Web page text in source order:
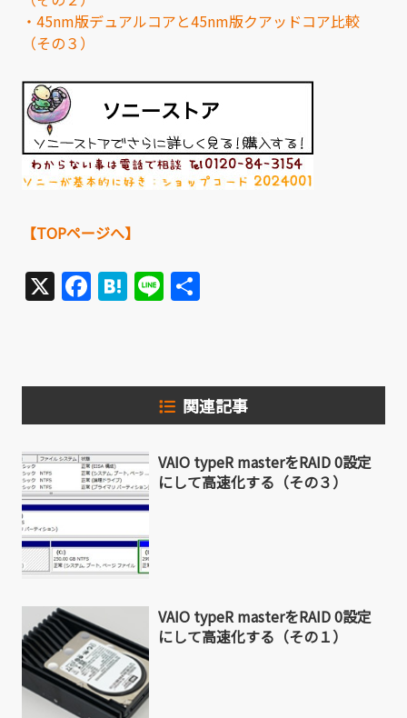
・45nm版デュアルコアと45nm版クアッドコア比較
（その３）
【TOPページへ】
X Facebook
Hatena
Line
関連記事
VAIO typeR masterをRAID 0設定
にして高速化する（その３）
VAIO typeR masterをRAID 0設定
にして高速化する（その１）